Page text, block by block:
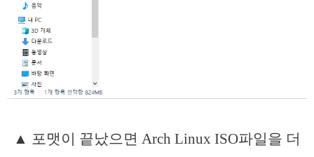
▲ 포맷이 끝났으면 Arch Linux ISO파일을 더